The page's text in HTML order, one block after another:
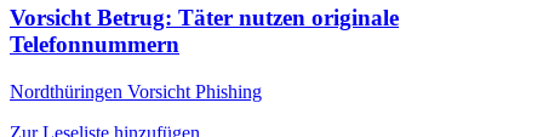
Vorsicht Betrug: Täter nutzen originale
Telefonnummern
Nordthüringen Vorsicht Phishing
Zur Leseliste hinzufügen